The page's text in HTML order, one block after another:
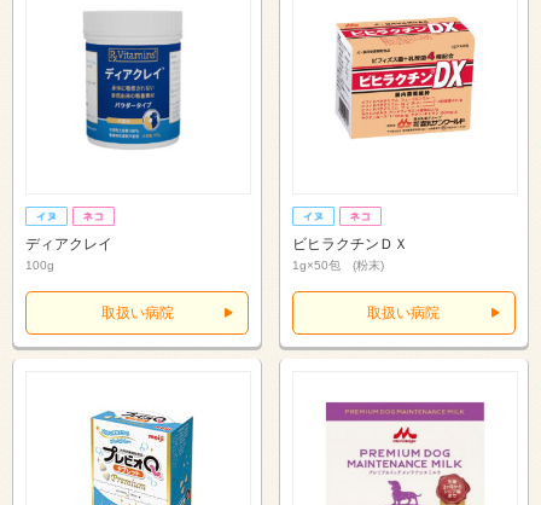
ディアクレイ
100g
取扱い病院
ビヒラクチンＤＸ
1g×50包 (粉末)
取扱い病院